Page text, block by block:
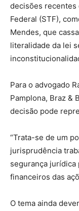
decisões recentes
Federal (STF),
Mendes, que
literalidade da lei
Para o advogado
Pamplona, Braz &
decisão pode
“Trata-se de um
jurisprudência
segurança jurídica
financeiros das
O tema ainda